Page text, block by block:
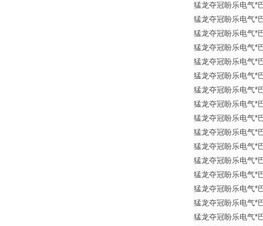
猛龙夺冠盼乐电气*
猛龙夺冠盼乐电气*
猛龙夺冠盼乐电气*
猛龙夺冠盼乐电气*
猛龙夺冠盼乐电气*
猛龙夺冠盼乐电气*
猛龙夺冠盼乐电气*
猛龙夺冠盼乐电气*
猛龙夺冠盼乐电气*
猛龙夺冠盼乐电气*
猛龙夺冠盼乐电气*
猛龙夺冠盼乐电气*
猛龙夺冠盼乐电气*
猛龙夺冠盼乐电气*
猛龙夺冠盼乐电气*
猛龙夺冠盼乐电气*